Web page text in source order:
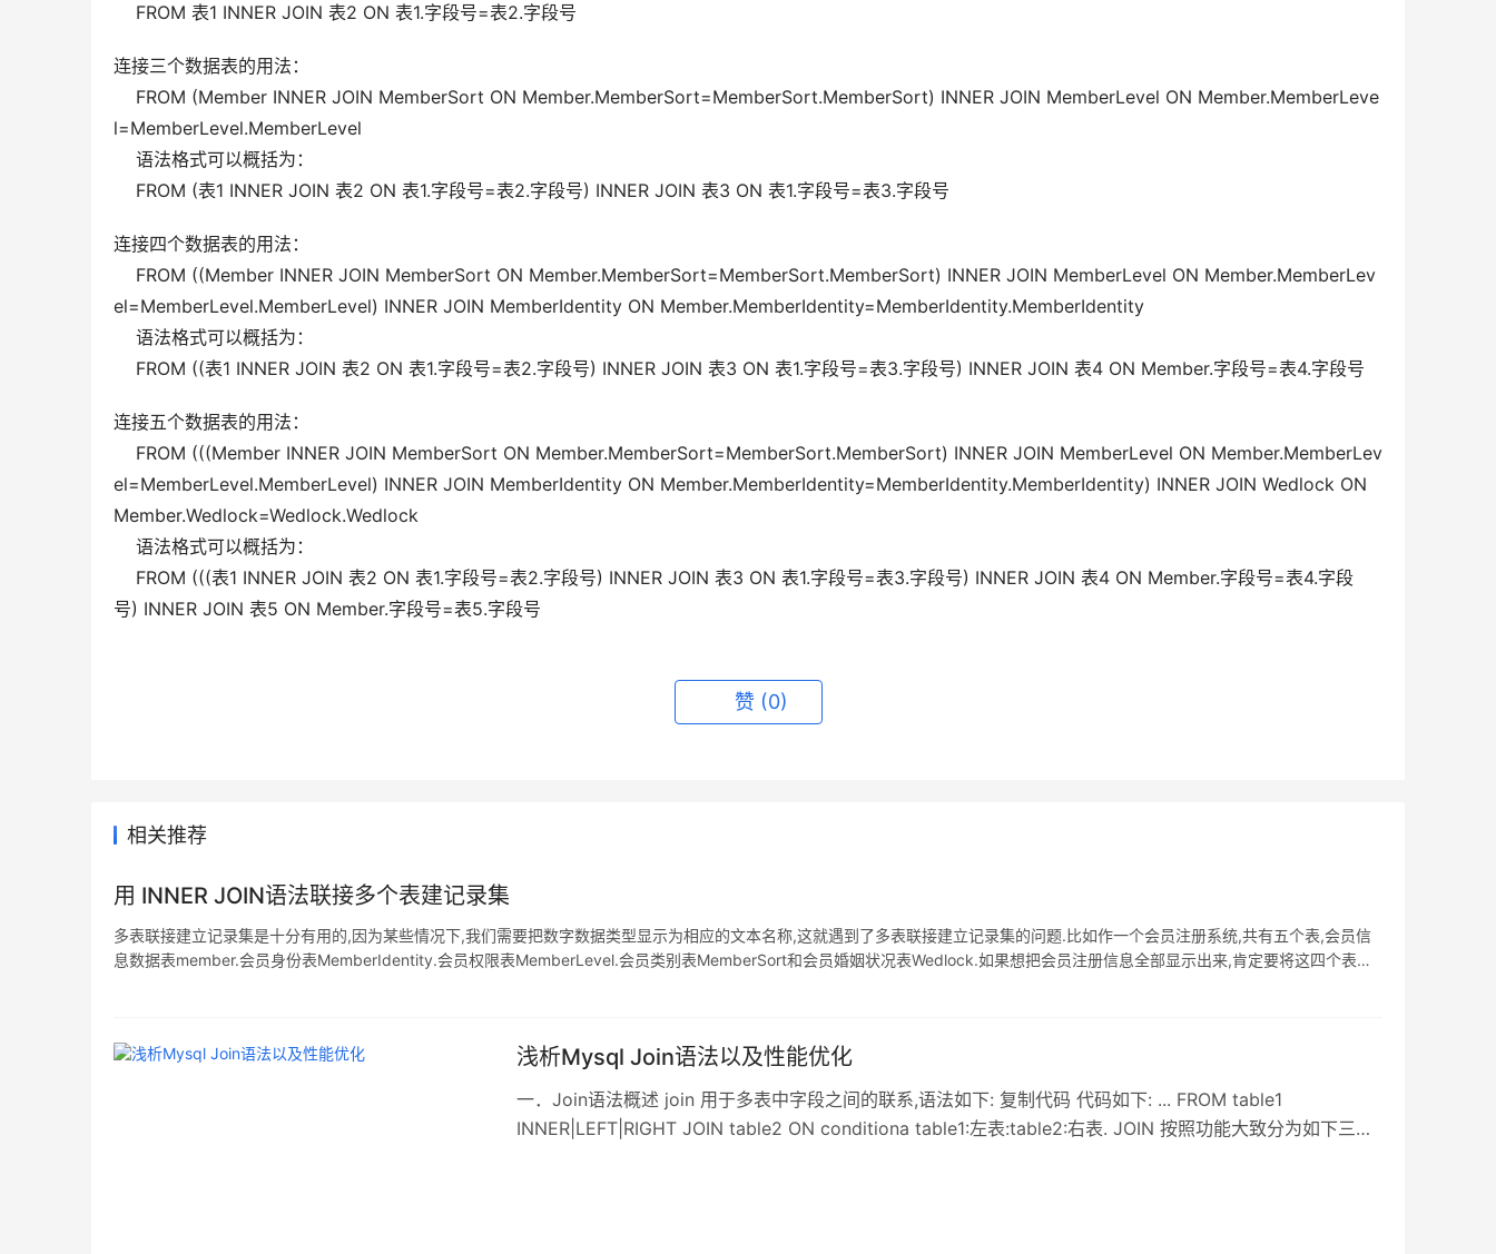
FROM 表1 INNER JOIN 表2 ON 表1.字段号=表2.字段号
连接三个数据表的用法：
FROM (Member INNER JOIN MemberSort ON Member.MemberSort=MemberSort.MemberSort) INNER JOIN MemberLevel ON Member.MemberLeve
l=MemberLevel.MemberLevel
语法格式可以概括为：
FROM (表1 INNER JOIN 表2 ON 表1.字段号=表2.字段号) INNER JOIN 表3 ON 表1.字段号=表3.字段号
连接四个数据表的用法：
FROM ((Member INNER JOIN MemberSort ON Member.MemberSort=MemberSort.MemberSort) INNER JOIN MemberLevel ON Member.MemberLev
el=MemberLevel.MemberLevel) INNER JOIN MemberIdentity ON Member.MemberIdentity=MemberIdentity.MemberIdentity
语法格式可以概括为：
FROM ((表1 INNER JOIN 表2 ON 表1.字段号=表2.字段号) INNER JOIN 表3 ON 表1.字段号=表3.字段号) INNER JOIN 表4 ON Member.字段号=表4.字段号
连接五个数据表的用法：
FROM (((Member INNER JOIN MemberSort ON Member.MemberSort=MemberSort.MemberSort) INNER JOIN MemberLevel ON Member.MemberLev
el=MemberLevel.MemberLevel) INNER JOIN MemberIdentity ON Member.MemberIdentity=MemberIdentity.MemberIdentity) INNER JOIN Wedlock ON
Member.Wedlock=Wedlock.Wedlock
语法格式可以概括为：
FROM (((表1 INNER JOIN 表2 ON 表1.字段号=表2.字段号) INNER JOIN 表3 ON 表1.字段号=表3.字段号) INNER JOIN 表4 ON Member.字段号=表4.字段
号) INNER JOIN 表5 ON Member.字段号=表5.字段号
赞 (0)
相关推荐
用 INNER JOIN语法联接多个表建记录集
多表联接建立记录集是十分有用的,因为某些情况下,我们需要把数字数据类型显示为相应的文本名称,这就遇到了多表联接建立记录集的问题.比如作一个会员注册系统,共有五个表,会员信
息数据表member.会员身份表MemberIdentity.会员权限表MemberLevel.会员类别表MemberSort和会员婚姻状况表Wedlock.如果想把会员注册信息全部显示出来,肯定要将这四个表连
浅析Mysql Join语法以及性能优化
一．Join语法概述 join 用于多表中字段之间的联系,语法如下: 复制代码 代码如下: ... FROM table1
INNER|LEFT|RIGHT JOIN table2 ON conditiona table1:左表:table2:右表. JOIN 按照功能大致分为如下三类: